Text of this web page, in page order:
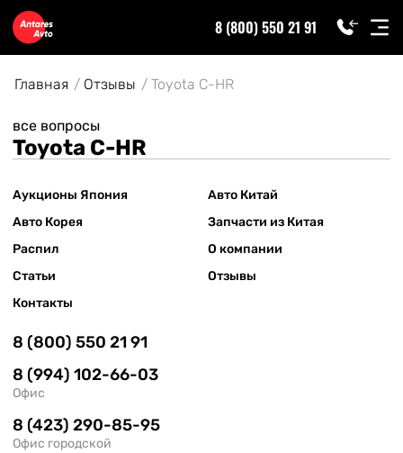
8 (800) 550 21 91
Главная Отзывы Toyota C-HR
все вопросы
Toyota C-HR
Аукционы Япония
Авто Китай
Авто Корея
Запчасти из Китая
Распил
О компании
Статьи
Отзывы
Контакты
8 (800) 550 21 91
8 (994) 102-66-03
Офис
8 (423) 290-85-95
Офис городской